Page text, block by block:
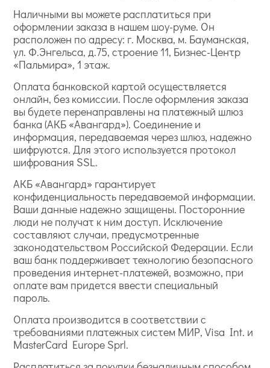
Наличными вы можете расплатиться при
оформлении заказа в нашем шоу-руме. Он
расположен по адресу: г. Москва, м. Бауманская,
ул. Ф.Энгельса, д.75, строение 11, Бизнес-Центр
«Пальмира», 1 этаж.
Оплата банковской картой осуществляется
онлайн, без комиссии. После оформления заказа
вы будете перенаправлены на платежный шлюз
банка (АКБ «Авангард»). Соединение и
информация, передаваемая через шлюз, надежно
шифруются. Для этого используется протокол
шифрования SSL.
АКБ «Авангард» гарантирует
конфиденциальность передаваемой информации.
Ваши данные надежно защищены. Посторонние
люди не получат к ним доступ. Исключение
составляют случаи, предусмотренные
законодательством Российской Федерации. Если
ваш банк поддерживает технологию безопасного
проведения интернет-платежей, возможно, при
оплате вам придется ввести специальный
пароль.
Оплата производится в соответствии с
требованиями платежных систем МИР, Visa Int. и
MasterCard Europe Sprl.